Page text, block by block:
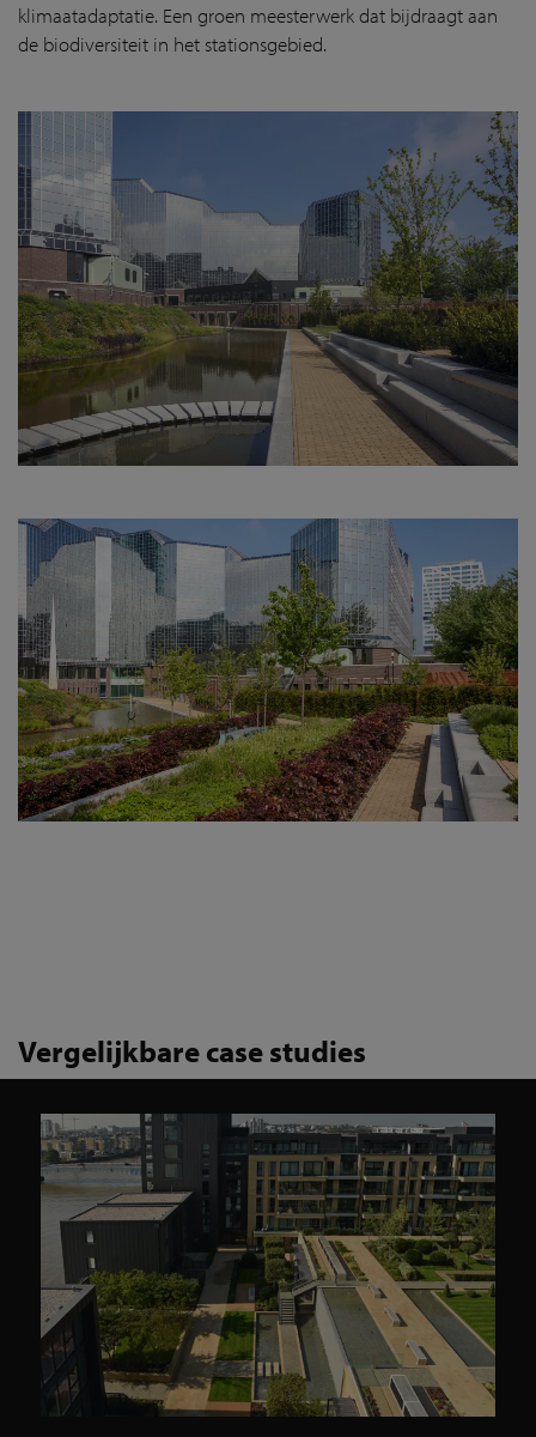
klimaatadaptatie. Een groen meesterwerk dat bijdraagt aan
de biodiversiteit in het stationsgebied.
Vergelijkbare case studies